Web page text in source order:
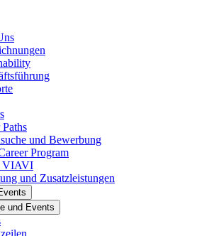
Paths
und Bewerbung
Program
VIAVI
und Zusatzleistungen
und Events